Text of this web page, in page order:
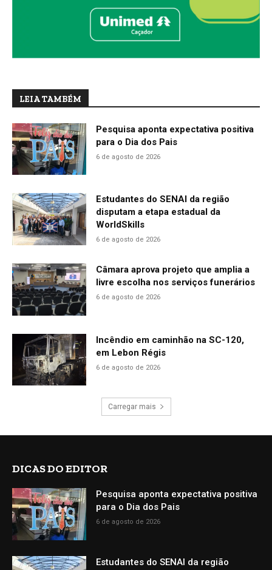
LEIA TAMBÉM
Pesquisa aponta expectativa positiva
para o Dia dos Pais
6 de agosto de 2026
Estudantes do SENAI da região
disputam a etapa estadual da
WorldSkills
6 de agosto de 2026
Câmara aprova projeto que amplia a
livre escolha nos serviços funerários
6 de agosto de 2026
Incêndio em caminhão na SC-120,
em Lebon Régis
6 de agosto de 2026
Carregar mais
DICAS DO EDITOR
Pesquisa aponta expectativa positiva
para o Dia dos Pais
6 de agosto de 2026
Estudantes do SENAI da região